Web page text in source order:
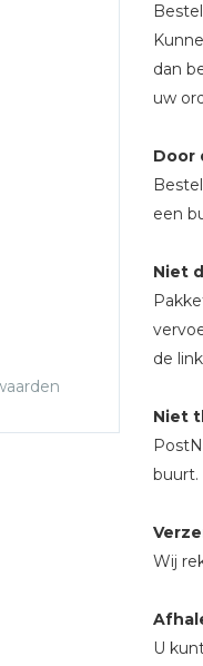
dan
uw
Door
een
Niet
de
Niet
buurt.
Wij
U